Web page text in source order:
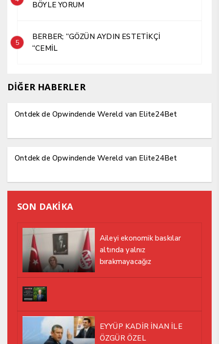
BÖYLE YORUM
5
BERBER; “GÖZÜN AYDIN ESTETİKÇİ
“CEMİL
DİĞER HABERLER
Ontdek de Opwindende Wereld van Elite24Bet
Ontdek de Opwindende Wereld van Elite24Bet
SON DAKİKA
Aileyi ekonomik baskılar
altında yalnız
bırakmayacağız
EYYÜP KADİR İNAN İLE
ÖZGÜR ÖZEL